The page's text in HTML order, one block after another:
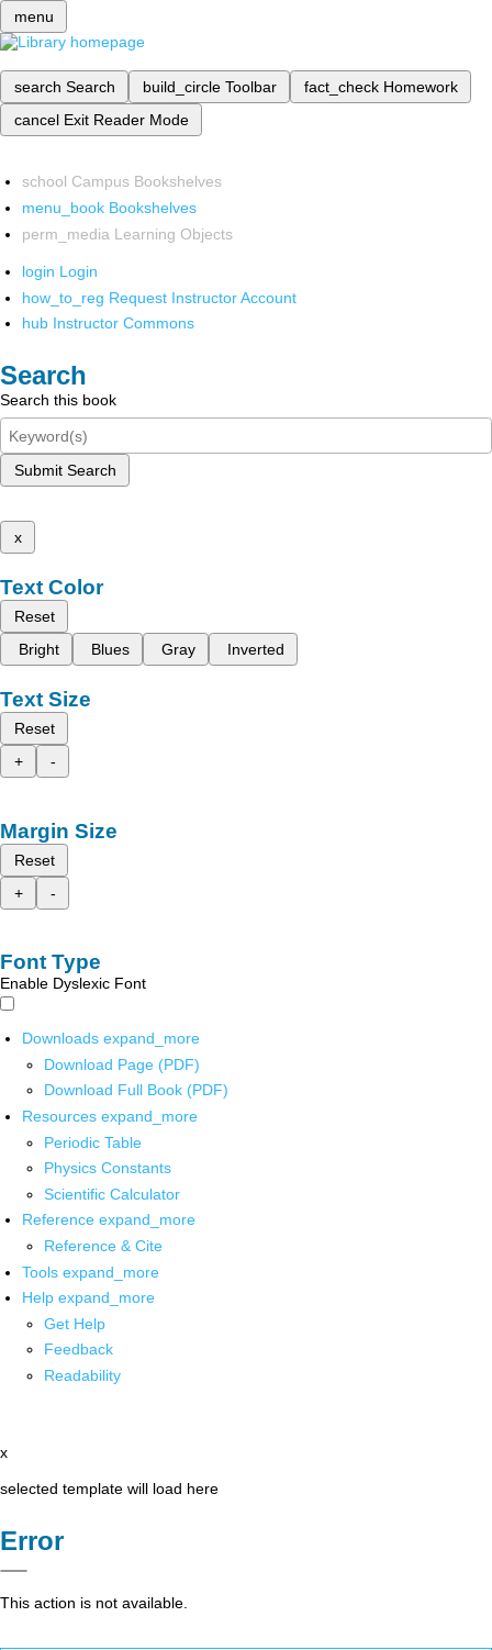
menu
search Search build_circle Toolbar fact_check Homework
cancel Exit Reader Mode
school Campus Bookshelves
menu_book Bookshelves
perm_media Learning Objects
login Login
how_to_reg Request Instructor Account
hub Instructor Commons
Search
Search this book
Submit Search
x
Text Color
Reset
Bright
Blues Gray Inverted
Text Size
Reset
+
-
Margin Size
Reset
+
-
Font Type
Enable Dyslexic Font
Downloads expand_more
Download Page (PDF)
Download Full Book (PDF)
Resources expand_more
Periodic Table
Physics Constants
Scientific Calculator
Reference expand_more
Reference & Cite
Tools expand_more
Help expand_more
Get Help
Feedback
Readability
x
selected template will load here
Error
This action is not available.